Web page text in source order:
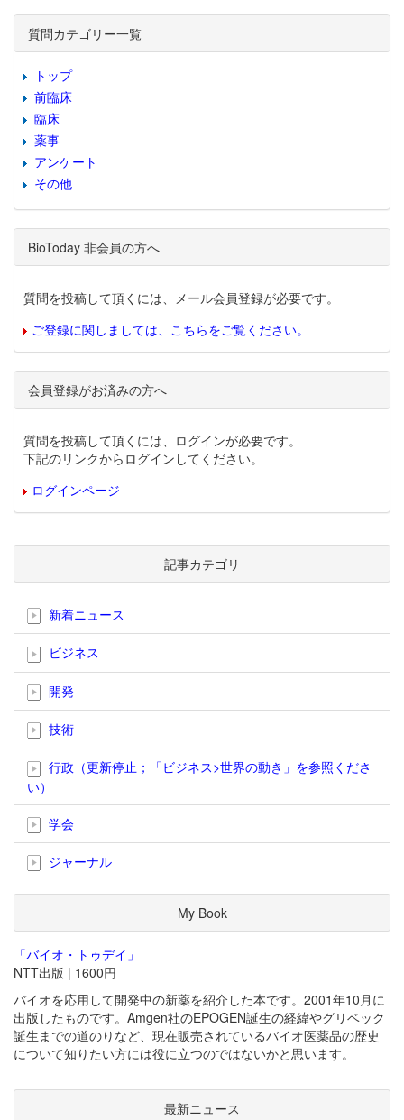
質問カテゴリー一覧
トップ
前臨床
臨床
薬事
アンケート
その他
BioToday 非会員の方へ
質問を投稿して頂くには、メール会員登録が必要です。
ご登録に関しましては、こちらをご覧ください。
会員登録がお済みの方へ
質問を投稿して頂くには、ログインが必要です。
下記のリンクからログインしてください。
ログインページ
記事カテゴリ
新着ニュース
ビジネス
開発
技術
行政（更新停止；「ビジネス>世界の動き」を参照くださ
い）
学会
ジャーナル
My Book
「バイオ・トゥデイ」
NTT出版 | 1600円
バイオを応用して開発中の新薬を紹介した本です。2001年10月に
出版したものです。Amgen社のEPOGEN誕生の経緯やグリベック
誕生までの道のりなど、現在販売されているバイオ医薬品の歴史
について知りたい方には役に立つのではないかと思います。
最新ニュース